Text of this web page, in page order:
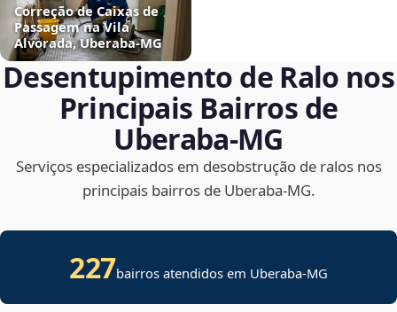
Correção de Caixas de
Passagem na Vila
Alvorada, Uberaba‑MG
Desentupimento de Ralo nos
Principais Bairros de
Uberaba‑MG
Serviços especializados em desobstrução de ralos nos
principais bairros de Uberaba‑MG.
227bairros atendidos em Uberaba-MG